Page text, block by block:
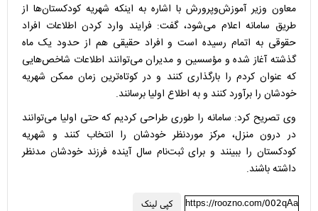
معاون وزیر آموزش‌وپرورش با اشاره به اینکه شهریه کودکستان‌ها از
طریق سامانه اعلام می‌شود، گفت: فرایند وارد کردن اطلاعات افراد
حقوقی به اتمام رسیده است و افراد حقیقی‌ هم از حدود یک ماه
گذشته آغاز شده و مؤسسین و مدیران می‌توانند اطلاعات شاخص‌هایی
که عنوان کردم را بارگذاری کنند و در کوتاه‌ترین زمان ممکن شهریه
خودشان را برآورد کنند و به اطلاع اولیا برسانند.
وی تصریح کرد: سامانه را طوری طراحی کردیم که حتی اولیا می‌توانند
در درون منزل، مرکز موردنظر خودشان را انتخاب کنند و شهریه‌
کودکستان‌ را ببینند و برای ثبت‌نام سال آینده فرزند خودشان مدنظر
داشته باشند.
کپی لینک https://roozno.com/002qAa